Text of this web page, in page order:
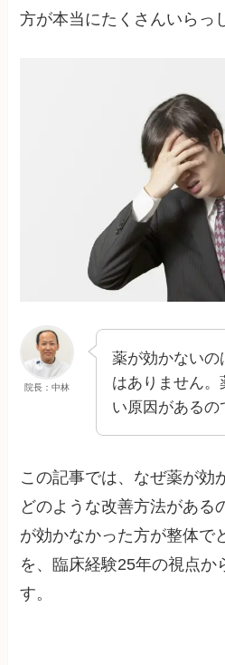
方が本当にたくさんいらっ
院長：中林
薬が効かないの
はありません。
い原因があるの
この記事では、なぜ薬が効
どのような改善方法がある
が効かなかった方が整体で
を、臨床経験25年の視点か
す。